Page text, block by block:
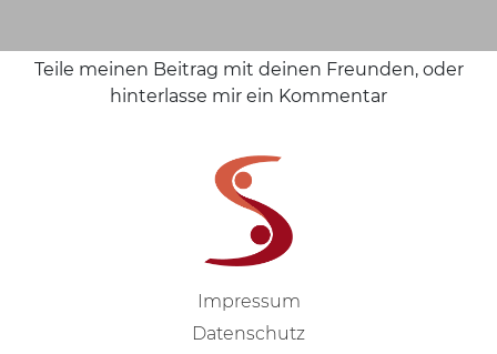
Teile meinen Beitrag mit deinen Freunden, oder
hinterlasse mir ein Kommentar
Impressum
Datenschutz